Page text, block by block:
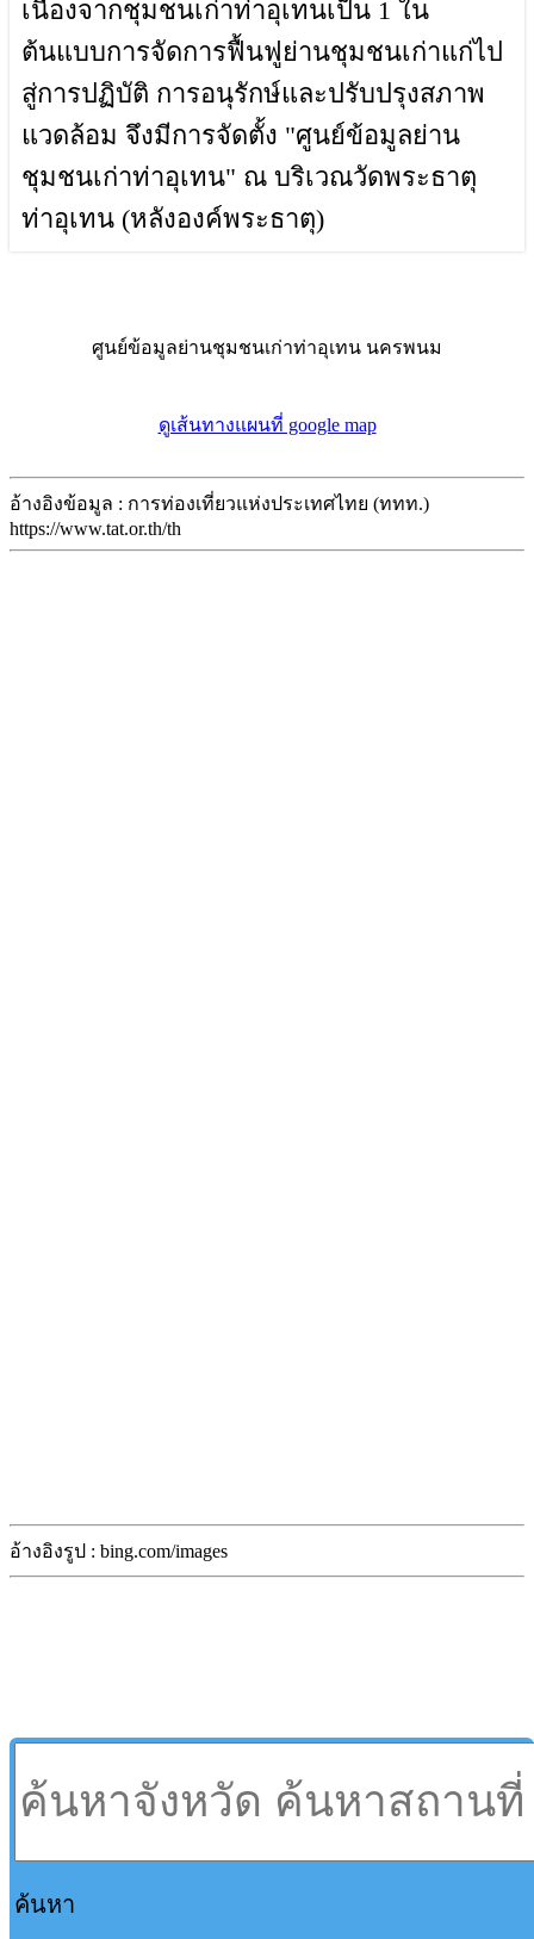
เนื่องจากชุมชนเก่าท่าอุเทนเป็น 1 ใน
ต้นแบบการจัดการฟื้นฟูย่านชุมชนเก่าแก่ไป
สู่การปฏิบัติ การอนุรักษ์และปรับปรุงสภาพ
แวดล้อม จึงมีการจัดตั้ง "ศูนย์ข้อมูลย่าน
ชุมชนเก่าท่าอุเทน" ณ บริเวณวัดพระธาตุ
ท่าอุเทน (หลังองค์พระธาตุ)
ศูนย์ข้อมูลย่านชุมชนเก่าท่าอุเทน นครพนม
ดูเส้นทางแผนที่ google map
อ้างอิงข้อมูล : การท่องเที่ยวแห่งประเทศไทย (ททท.)
https://www.tat.or.th/th
อ้างอิงรูป : bing.com/images
ค้นหา